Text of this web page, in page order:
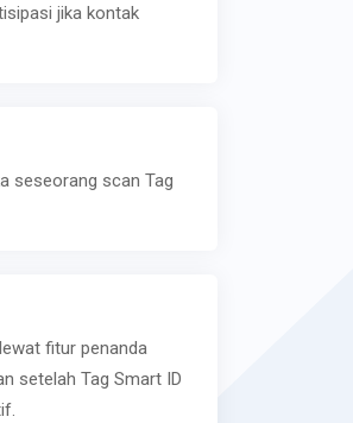
jika kontak
seseorang scan Tag
fitur penanda
setelah Tag Smart ID